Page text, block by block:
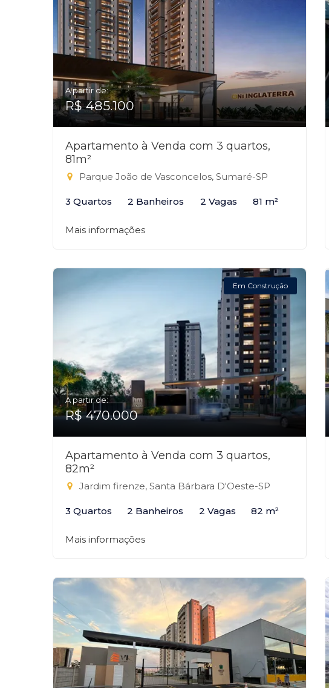
A partir de:
R$ 485.100
Apartamento à Venda com 3 quartos,
81m²
Parque João de Vasconcelos, Sumaré-SP
3 Quartos 2 Banheiros 2 Vagas 81 m²
Mais informações
Em Construção
A partir de:
R$ 470.000
Apartamento à Venda com 3 quartos,
82m²
Jardim firenze, Santa Bárbara D'Oeste-SP
3 Quartos 2 Banheiros 2 Vagas 82 m²
Mais informações